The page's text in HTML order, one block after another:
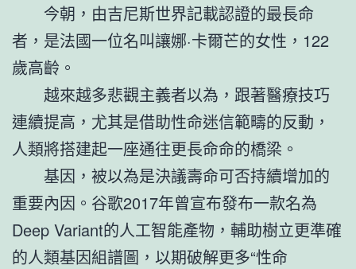
今朝，由吉尼斯世界記載認證的最長命
者，是法國一位名叫讓娜·卡爾芒的女性，122
歲高齡。
越來越多悲觀主義者以為，跟著醫療技巧
連續提高，尤其是借助性命迷信範疇的反動，
人類將搭建起一座通往更長命命的橋梁。
基因，被以為是決議壽命可否持續增加的
重要內因。谷歌2017年曾宣布發布一款名為
Deep Variant的人工智能產物，輔助樹立更準確
的人類基因組譜圖，以期破解更多“性命